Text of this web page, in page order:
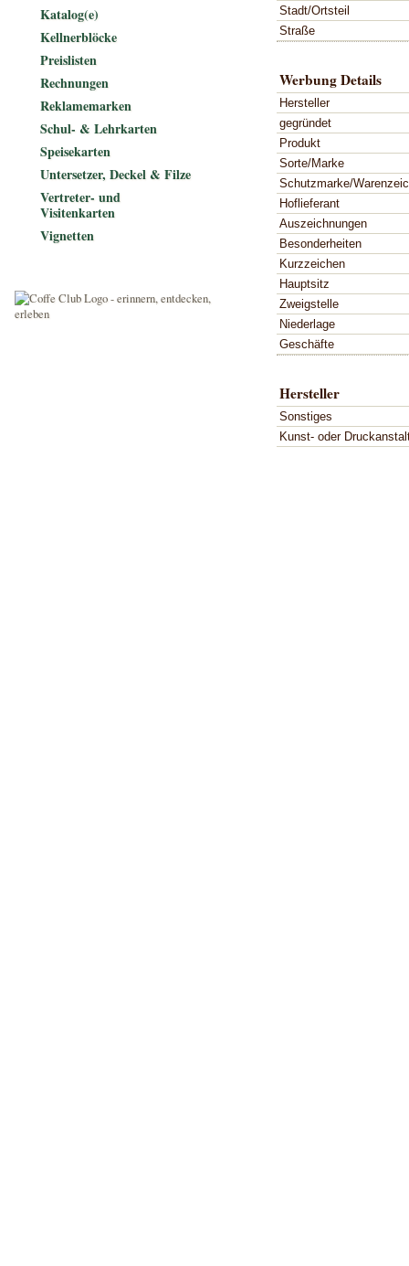
Stadt/Ortsteil
Straße
Werbung Details
Hersteller
gegründet
Produkt
Sorte/Marke
Schutzmarke/
Hoflieferant
Auszeichnungen
Besonderheiten
Kurzzeichen
Hauptsitz
Zweigstelle
Niederlage
Geschäfte
Hersteller
Sonstiges
Kunst- oder
Katalog(e)
Kellnerblöcke
Preislisten
Rechnungen
Reklamemarken
Schul- & Lehrkarten
Speisekarten
Untersetzer, Deckel & Filze
Vertreter- und
Visitenkarten
Vignetten